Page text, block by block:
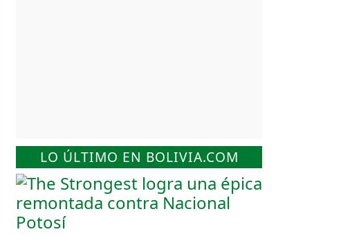
LO ÚLTIMO EN BOLIVIA.COM